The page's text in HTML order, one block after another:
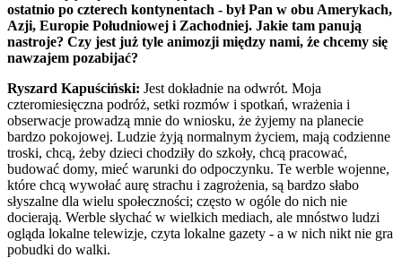
ostatnio po czterech kontynentach - był Pan w obu Amerykach,
Azji, Europie Południowej i Zachodniej. Jakie tam panują
nastroje? Czy jest już tyle animozji między nami, że chcemy się
nawzajem pozabijać?
Ryszard Kapuściński: Jest dokładnie na odwrót. Moja
czteromiesięczna podróż, setki rozmów i spotkań, wrażenia i
obserwacje prowadzą mnie do wniosku, że żyjemy na planecie
bardzo pokojowej. Ludzie żyją normalnym życiem, mają codzienne
troski, chcą, żeby dzieci chodziły do szkoły, chcą pracować,
budować domy, mieć warunki do odpoczynku. Te werble wojenne,
które chcą wywołać aurę strachu i zagrożenia, są bardzo słabo
słyszalne dla wielu społeczności; często w ogóle do nich nie
docierają. Werble słychać w wielkich mediach, ale mnóstwo ludzi
ogląda lokalne telewizje, czyta lokalne gazety - a w nich nikt nie gra
pobudki do walki.